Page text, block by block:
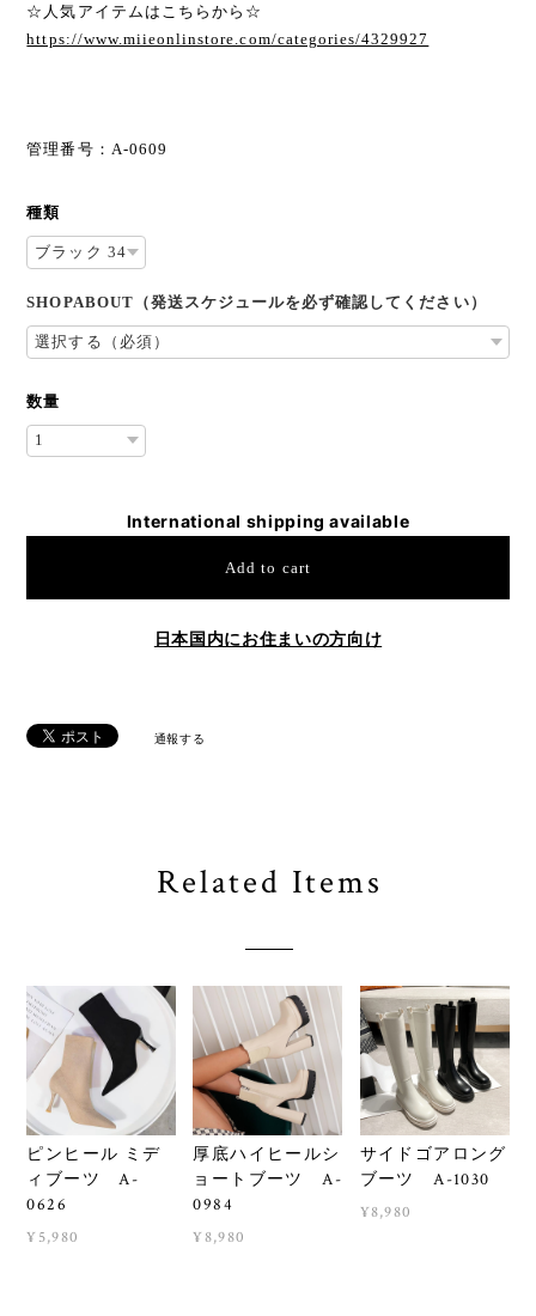
☆人気アイテムはこちらから☆
https://www.miieonlinstore.com/categories/4329927
管理番号：A-0609
種類
SHOPABOUT（発送スケジュールを必ず確認してください）
数量
International shipping available
Add to cart
日本国内にお住まいの方向け
通報する
Related Items
ピンヒール ミデ
ィブーツ A-
0626
¥5,980
厚底ハイヒールシ
ョートブーツ A-
0984
¥8,980
サイドゴアロング
ブーツ A-1030
¥8,980